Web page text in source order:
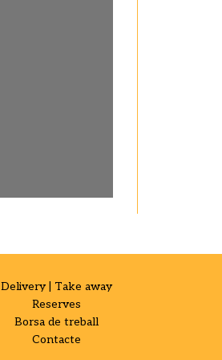
Delivery | Take away
Reserves
Borsa de treball
Contacte